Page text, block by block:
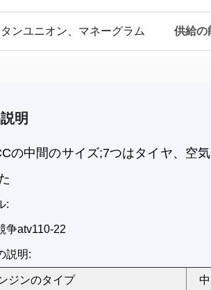
ンユニオン、マネーグラム 供給の
明
の中間のサイズ;7つはタイヤ、空
:
争atv110-22
説明:
ジンのタイプ